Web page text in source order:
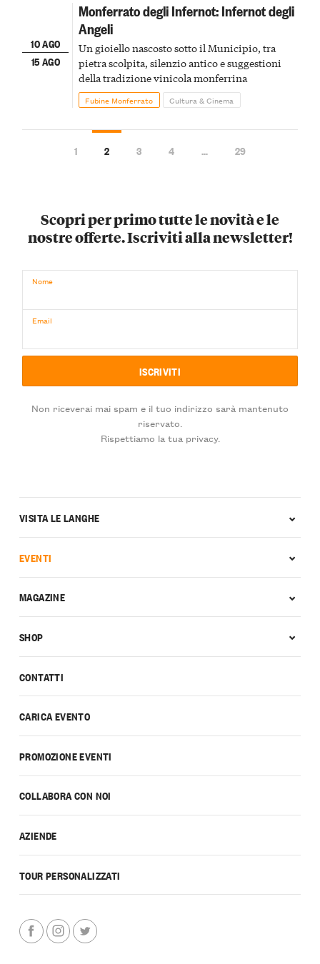
10 AGO
15 AGO
Monferrato degli Infernot: Infernot degli
Angeli
Un gioiello nascosto sotto il Municipio, tra
pietra scolpita, silenzio antico e suggestioni
della tradizione vinicola monferrina
Fubine Monferrato Cultura & Cinema
1 2 3 4 … 29
Scopri per primo tutte le novità e le
nostre offerte. Iscriviti alla newsletter!
Nome
Email
Non riceverai mai spam e il tuo indirizzo sarà mantenuto
riservato.
Rispettiamo la tua privacy.
CONTATTI
CARICA EVENTO
PROMOZIONE EVENTI
COLLABORA CON NOI
AZIENDE
TOUR PERSONALIZZATI
VISITA LE LANGHE
EVENTI
MAGAZINE
SHOP